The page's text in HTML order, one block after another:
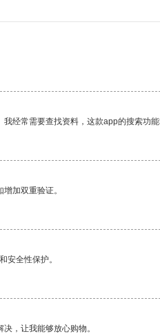
经常需要查找资料，这款app的搜索功
加双重验证。
安全性保护。
，让我能够放心购物。